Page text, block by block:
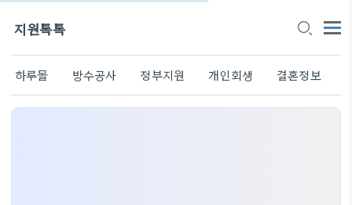
지원톡톡
하루몰 방수공사 정부지원 개인회생 결혼정보